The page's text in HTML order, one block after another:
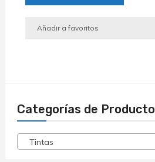
Añadir a favoritos
Categorías de Producto
Tintas